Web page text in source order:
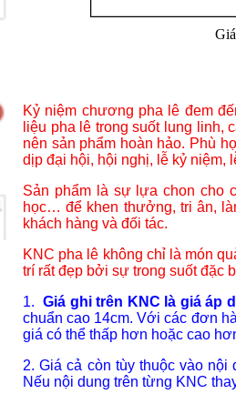
Kỷ niệm chương pha lê đem
liệu pha lê trong suốt lung linh,
nên sản phẩm hoàn hảo. Phù
dịp đại hội, hội nghị, lễ kỷ niệm,
Sản phẩm là sự lựa chon cho
học… để khen thưởng, tri ân,
khách hàng và đối tác.
KNC pha lê không chỉ là món
trí rất đẹp bởi sự trong suốt đặc
1.Giá ghi trên KNC là giá áp
chuẩn cao 14cm. Với các đơn
giá có thể thấp hơn hoặc cao
2. Giá cả còn tùy thuộc vào
Nếu nội dung trên từng KNC